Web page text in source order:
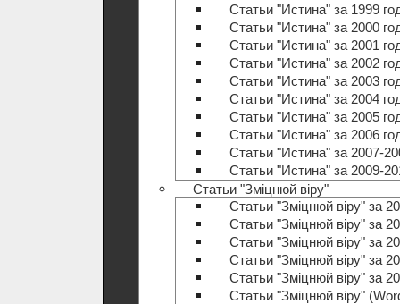
Статьи "Истина" за 1999
Статьи "Истина" за 2000
Статьи "Истина" за 2001
Статьи "Истина" за 2002
Статьи "Истина" за 2003
Статьи "Истина" за 2004
Статьи "Истина" за 2005
Статьи "Истина" за 2006
Статьи "Истина" за 2007-
Статьи "Истина" за 2009-
Статьи "Зміцнюй віру"
Статьи "Зміцнюй віру" за
Статьи "Зміцнюй віру" за
Статьи "Зміцнюй віру" за
Статьи "Зміцнюй віру" за
Статьи "Зміцнюй віру" за
Статьи "Зміцнюй віру"